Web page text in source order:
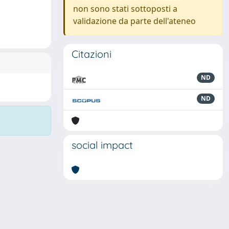
non sono stati sottoposti a
validazione da parte dell'ateneo
Citazioni
ND
ND
social impact